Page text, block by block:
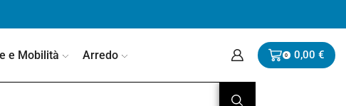
e Mobilità Arredo 0 0,00 €